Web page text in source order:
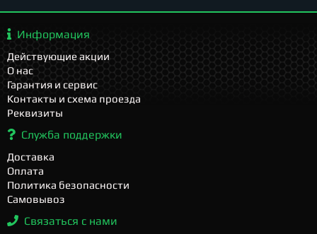
Информация
Действующие акции
О нас
Гарантия и сервис
Контакты и схема проезда
Реквизиты
Служба поддержки
Доставка
Оплата
Политика безопасности
Самовывоз
Связаться с нами